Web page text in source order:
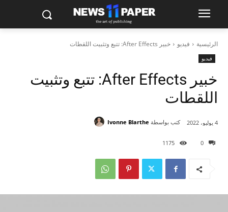
الرئيسية فيديو خبير After Effects: تتبع وتثبيت اللقطات
فيديو
خبير After Effects: تتبع وتثبيت
اللقطات
0
1175
4 يوليو، 2022 كتب بواسطة Ivonne Blarthe